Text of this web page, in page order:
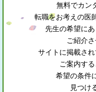
無料でカン
転職をお考えの医
先生の希望にあ
ご紹介
サイトに掲載さ
ご案内す
希望の条件
見つけ